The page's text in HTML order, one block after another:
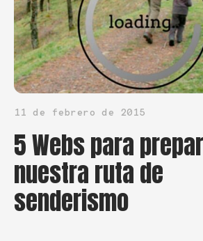
11 de febrero de 2015
5 Webs para
nuestra ruta de
senderismo